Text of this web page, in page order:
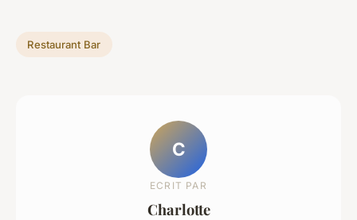
Restaurant Bar
C
ECRIT PAR
Charlotte